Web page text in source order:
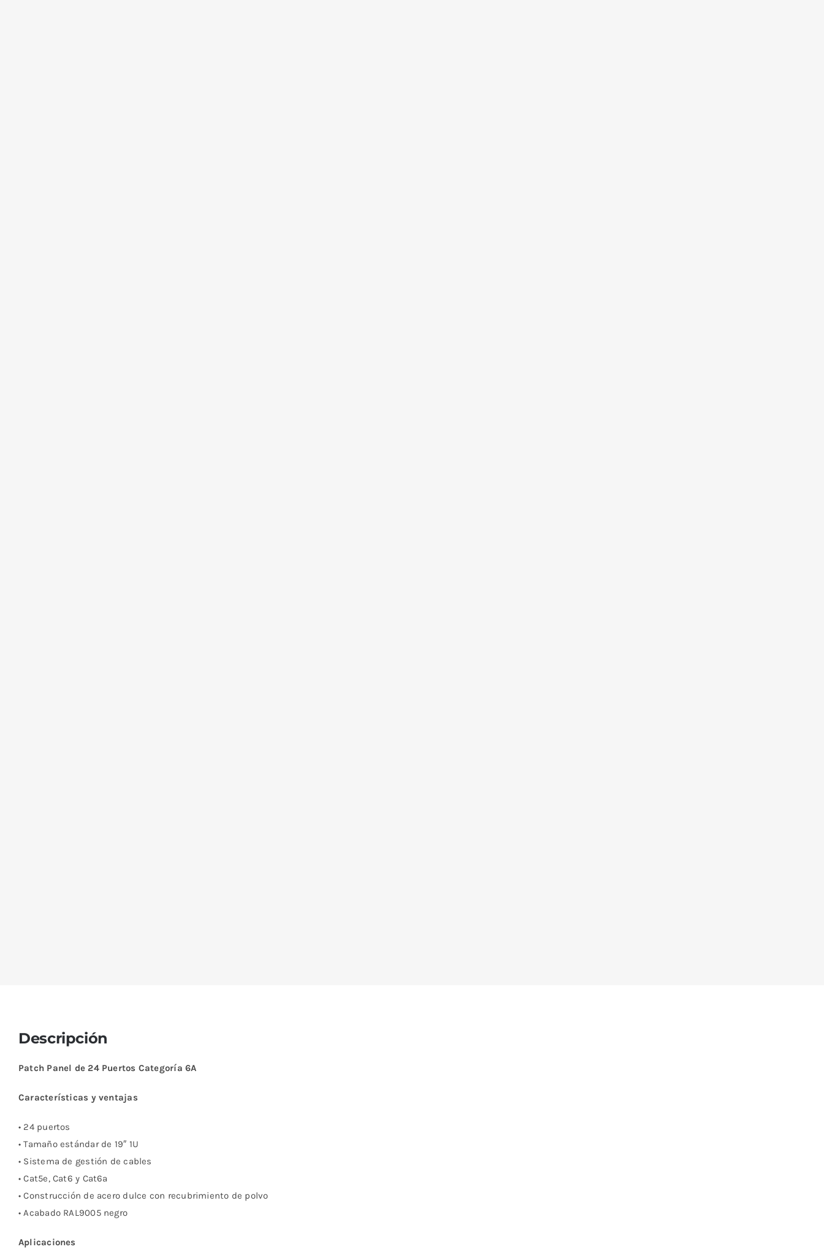
Descripción
Patch Panel de 24 Puertos Categoría 6A
Características y ventajas
• 24 puertos
• Tamaño estándar de 19″ 1U
• Sistema de gestión de cables
• Cat5e, Cat6 y Cat6a
• Construcción de acero dulce con recubrimiento de polvo
• Acabado RAL9005 negro
Aplicaciones